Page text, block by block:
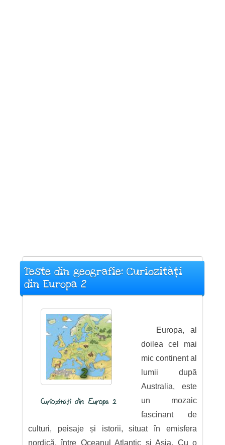
Teste din geografie: Curiozități
din Europa 2
Curiozități din Europa 2
Europa, al
doilea cel mai
mic continent al
lumii după
Australia, este
un mozaic
fascinant de
culturi, peisaje și istorii, situat în emisfera
nordică, între Oceanul Atlantic și Asia. Cu o